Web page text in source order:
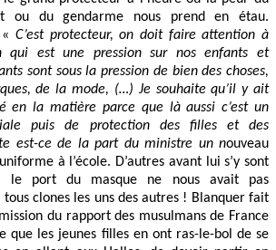
ou du gendarme nous prend en étau.
C’est protecteur, on doit faire attention à
qui est une pression sur nos enfants et
sont sous la pression de bien des choses,
de la mode, (…) Je souhaite qu’il y ait
en la matière parce que là aussi c’est un
puis de protection des filles et des
est-ce de la part du ministre un nouveau
à l’école. D’autres avant lui s’y sont
le port du masque ne nous avait pas
clones les uns des autres ! Blanquer fait
du rapport des musulmans de France
que les jeunes filles en ont ras-le-bol de se